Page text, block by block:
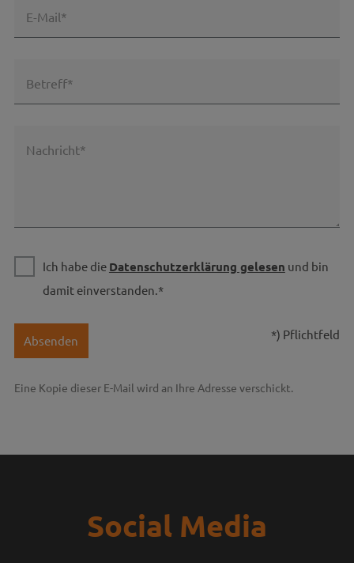
E-Mail*
Betreff*
Nachricht*
Ich habe die Datenschutzerklärung gelesen und bin
damit einverstanden.*
Absenden *) Pflichtfeld
Eine Kopie dieser E-Mail wird an Ihre Adresse verschickt.
Social Media